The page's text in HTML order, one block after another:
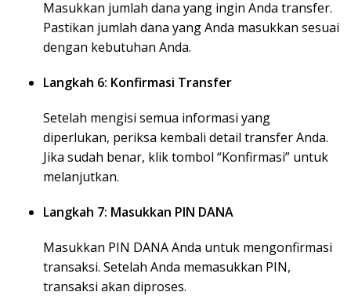
Masukkan jumlah dana yang ingin Anda transfer.
Pastikan jumlah dana yang Anda masukkan sesuai
dengan kebutuhan Anda.
Langkah 6: Konfirmasi Transfer
Setelah mengisi semua informasi yang
diperlukan, periksa kembali detail transfer Anda.
Jika sudah benar, klik tombol “Konfirmasi” untuk
melanjutkan.
Langkah 7: Masukkan PIN DANA
Masukkan PIN DANA Anda untuk mengonfirmasi
transaksi. Setelah Anda memasukkan PIN,
transaksi akan diproses.